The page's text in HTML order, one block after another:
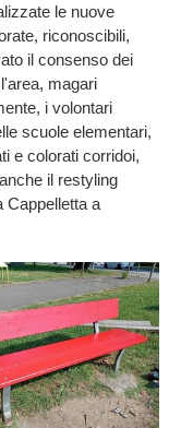
le nuove
riconoscibili,
il consenso dei
magari
i volontari
scuole elementari,
e colorati corridoi,
il restyling
Cappelletta a